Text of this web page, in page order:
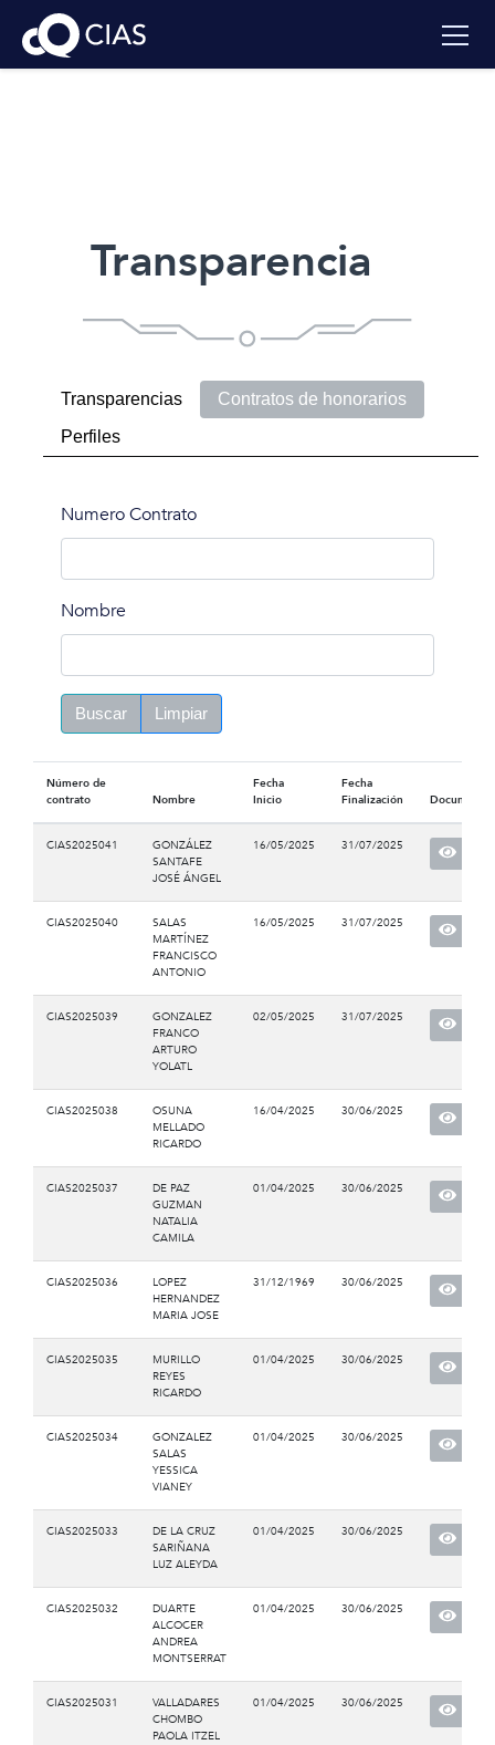
Transparencia
Transparencias
Contratos de honorarios
Perfiles
Numero Contrato
Nombre
Buscar Limpiar
Número de
contrato
Nombre
Fecha
Inicio
Fecha
Finalización
Documento
CIAS2025041
GONZÁLEZ
SANTAFE
JOSÉ ÁNGEL
16/05/2025 31/07/2025
CIAS2025040
SALAS
MARTÍNEZ
FRANCISCO
ANTONIO
16/05/2025 31/07/2025
CIAS2025039
GONZALEZ
FRANCO
ARTURO
YOLATL
02/05/2025 31/07/2025
CIAS2025038
OSUNA
MELLADO
RICARDO
16/04/2025 30/06/2025
CIAS2025037
DE PAZ
GUZMAN
NATALIA
CAMILA
01/04/2025 30/06/2025
CIAS2025036
LOPEZ
HERNANDEZ
MARIA JOSE
31/12/1969 30/06/2025
CIAS2025035
MURILLO
REYES
RICARDO
01/04/2025 30/06/2025
CIAS2025034
GONZALEZ
SALAS
YESSICA
VIANEY
01/04/2025 30/06/2025
CIAS2025033
DE LA CRUZ
SARIÑANA
LUZ ALEYDA
01/04/2025 30/06/2025
CIAS2025032
DUARTE
ALCOCER
ANDREA
MONTSERRAT
01/04/2025 30/06/2025
CIAS2025031
VALLADARES
CHOMBO
PAOLA ITZEL
01/04/2025 30/06/2025